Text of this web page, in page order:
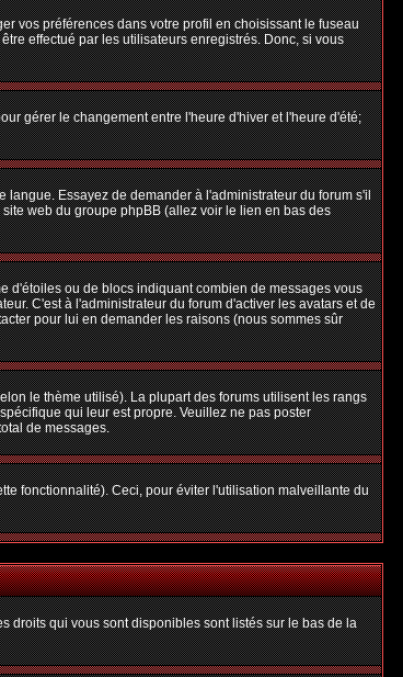
vos préférences dans votre profil en choisissant le fuseau
effectué par les utilisateurs enregistrés. Donc, si vous
gérer le changement entre l'heure d'hiver et l'heure d'été;
Essayez de demander à l'administrateur du forum s'il
web du groupe phpBB (allez voir le lien en bas des
d'étoiles ou de blocs indiquant combien de messages vous
C'est à l'administrateur du forum d'activer les avatars et de
pour lui en demander les raisons (nous sommes sûr
le thème utilisé). La plupart des forums utilisent les rangs
qui leur est propre. Veuillez ne pas poster
de messages.
fonctionnalité). Ceci, pour éviter l'utilisation malveillante du
droits qui vous sont disponibles sont listés sur le bas de la